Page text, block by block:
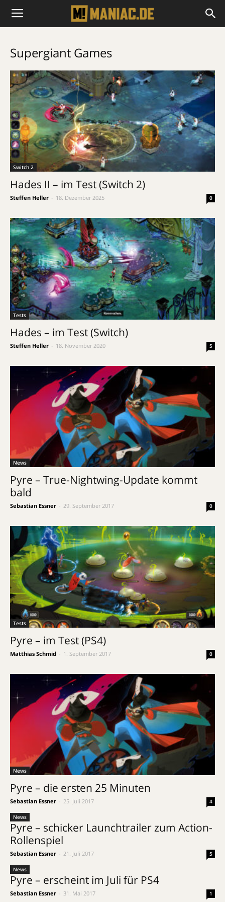
Supergiant Games
Switch 2
Hades II – im Test (Switch 2)
Steffen Heller 18. Dezember 2025 0
Tests
Hades – im Test (Switch)
Steffen Heller 18. November 2020 5
News
Pyre – True-Nightwing-Update kommt
bald
Sebastian Essner 29. September 2017 0
Tests
Pyre – im Test (PS4)
Matthias Schmid 1. September 2017 0
News
Pyre – die ersten 25 Minuten
Sebastian Essner 25. Juli 2017 4
News
Pyre – schicker Launchtrailer zum Action-
Rollenspiel
Sebastian Essner 21. Juli 2017 5
News
Pyre – erscheint im Juli für PS4
Sebastian Essner 31. Mai 2017 1